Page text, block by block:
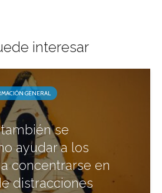
interesar
GENERAL
se
ayudar a los
concentrarse en
distracciones